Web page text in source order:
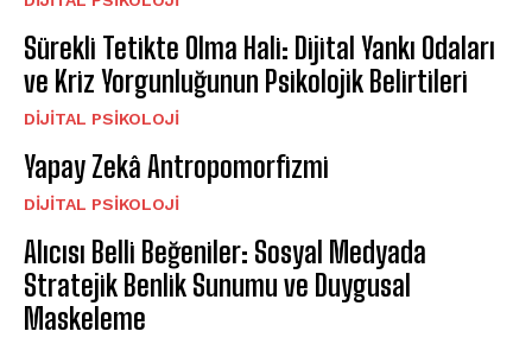
Sürekli Tetikte Olma Hali: Dijital Yankı Odaları
ve Kriz Yorgunluğunun Psikolojik Belirtileri
DIJITAL PSIKOLOJI
Yapay Zekâ Antropomorfizmi
DIJITAL PSIKOLOJI
Alıcısı Belli Beğeniler: Sosyal Medyada
Stratejik Benlik Sunumu ve Duygusal
Maskeleme